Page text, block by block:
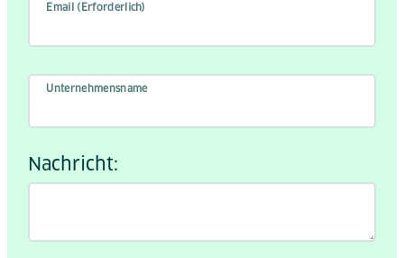
Email (Erforderlich)
Unternehmensname
Nachricht: